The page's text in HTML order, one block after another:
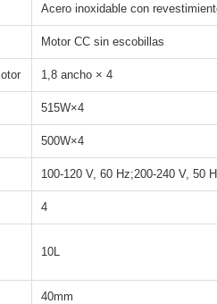
Acero inoxidable con
Motor CC sin escobillas
1,8 ancho × 4
515W×4
500W×4
100-120 V, 60 Hz;200-240 V, 50
4
10L
40mm